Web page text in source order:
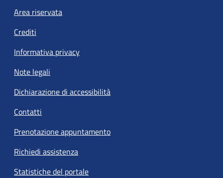
Footer menu
Area riservata
Crediti
Informativa privacy
Note legali
Dichiarazione di accessibilità
Contatti
Prenotazione appuntamento
Richiedi assistenza
Statistiche del portale